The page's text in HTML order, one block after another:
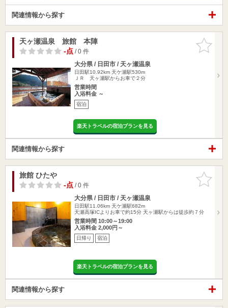
関連情報から探す
お気に入
りに追加
天ヶ瀬温泉 旅館 本陣
-点/ 0 件
大分県 / 日田市 / 天ヶ瀬温泉
日田駅10.92km 天ケ瀬駅530m
ＪＲ 天ヶ瀬駅からお車で２分
営業時間
入浴料金 ～
宿泊
楽天トラベルの宿泊プランを見る
関連情報から探す
お気に入
りに追加
旅館 ひたや
-点/ 0 件
大分県 / 日田市 / 天ヶ瀬温泉
日田駅11.06km 天ケ瀬駅682m
天瀬高塚ICよりお車で約15分 天ヶ瀬駅からは徒歩約７分
営業時間 10:00～19:00
入浴料金 2,000円～
日帰り 宿泊
楽天トラベルの宿泊プランを見る
関連情報から探す